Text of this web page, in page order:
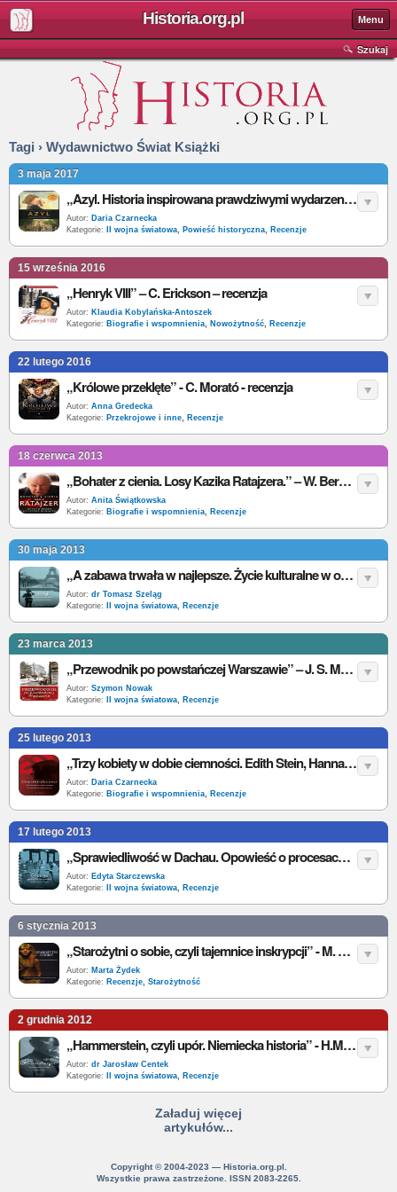
Historia.org.pl Menu
Szukaj
Tagi › Wydawnictwo Świat Książki
3 maja 2017
„Azyl. Historia inspirowana prawdziwymi wydarzeniami” – D. Ackerman – recenzja
Autor: Daria Czarnecka
Kategorie:
II wojna światowa, Powieść historyczna, Recenzje
15 września 2016
„Henryk VIII” – C. Erickson – recenzja
Autor: Klaudia Kobylańska-Antoszek
Kategorie: Biografie i wspomnienia, Nowożytność, Recenzje
22 lutego 2016
„Królowe przeklęte” - C. Morató - recenzja
Autor: Anna Gredecka
Kategorie: Przekrojowe i inne, Recenzje
18 czerwca 2013
„Bohater z cienia. Losy Kazika Ratajzera.” – W. Bereś, K.Burnetko – recenzja
Autor: Anita Świątkowska
Kategorie: Biografie i wspomnienia, Recenzje
30 maja 2013
„A zabawa trwała w najlepsze. Życie kulturalne w okupowanym Paryżu” – A. Riding– recenzja
Autor: dr Tomasz Szeląg
Kategorie:
II wojna światowa, Recenzje
23 marca 2013
„Przewodnik po powstańczej Warszawie” – J. S. Majewski, T. Urzykowski – recenzja
Autor: Szymon Nowak
Kategorie:
II wojna światowa, Recenzje
25 lutego 2013
„Trzy kobiety w dobie ciemności. Edith Stein, Hannah Arendt, Simone Weil” – S. Courtine-Denamy – recenzja
Autor: Daria Czarnecka
Kategorie: Biografie i wspomnienia, Recenzje
17 lutego 2013
„Sprawiedliwość w Dachau. Opowieść o procesach nazistów” – J. M. Greene – recenzja
Autor: Edyta Starczewska
Kategorie:
II wojna światowa, Recenzje
6 stycznia 2013
„Starożytni o sobie, czyli tajemnice inskrypcji” - M. Kerrigan - recenzja
Autor: Marta Żydek
Kategorie: Recenzje, Starożytność
2 grudnia 2012
„Hammerstein, czyli upór. Niemiecka historia” - H.M. Enzenberg - recenzja
Autor: dr Jarosław Centek
Kategorie:
II wojna światowa, Recenzje
Załaduj więcej
artykułów...
Copyright © 2004-2023 — Historia.org.pl.
Wszystkie prawa zastrzeżone. ISSN 2083-2265.